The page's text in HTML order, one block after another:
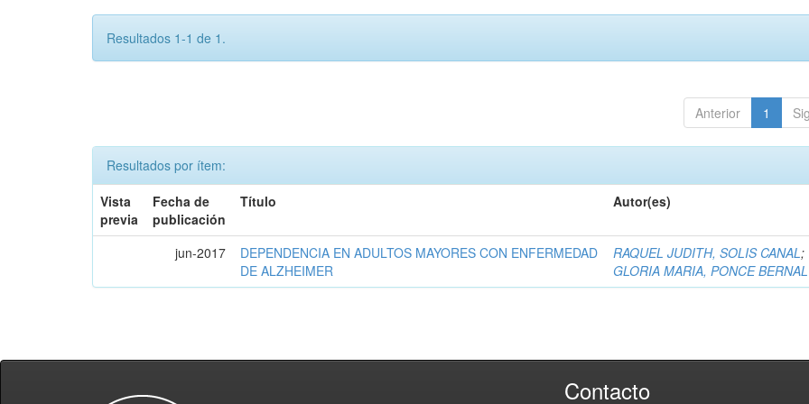
Resultados 1-1 de 1.
Anterior 1
Resultados por ítem:
Vista
previa
Fecha de
publicación
Título Autor(es)
jun-2017
DEPENDENCIA EN ADULTOS MAYORES CON ENFERMEDAD
DE ALZHEIMER
RAQUEL JUDITH, SOLIS CANAL;
GLORIA MARIA, PONCE BERNAL
Contacto